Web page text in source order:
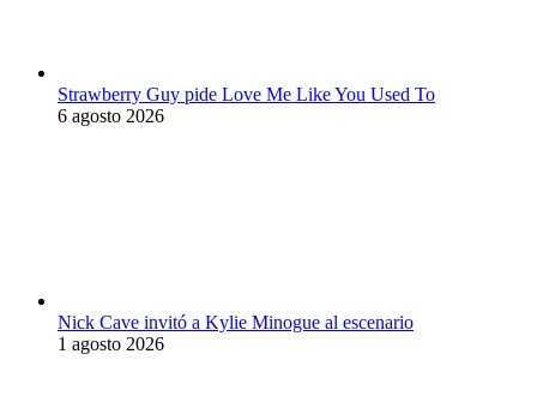
Strawberry Guy pide Love Me Like You Used To
6 agosto 2026
Nick Cave invitó a Kylie Minogue al escenario
1 agosto 2026